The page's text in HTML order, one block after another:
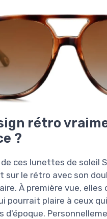
rétro
?
ces lunettes de soleil
sur le rétro avec son
À première vue, elles
pourrait plaire à ceux
d'époque.